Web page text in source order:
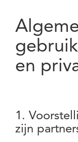
en
1.
zijn